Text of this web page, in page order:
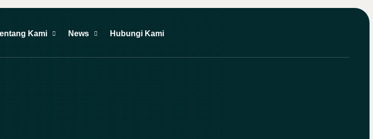
Kami News Hubungi Kami